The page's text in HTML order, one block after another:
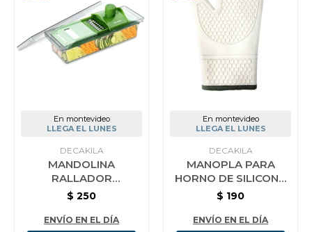
En montevideo
LLEGA EL LUNES
DECAKILA
MANDOLINA
RALLADOR
CORTADOR FRUTAS
KMTT083W
$ 250
ENVÍO EN EL DÍA
En montevideo
LLEGA EL LUNES
DECAKILA
MANOPLA PARA
HORNO DE SILICONA
DECAKILA
$ 190
ENVÍO EN EL DÍA